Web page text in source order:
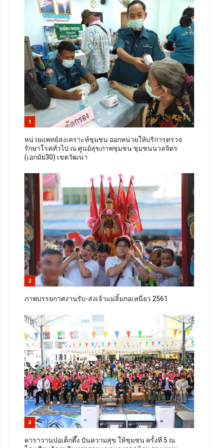
1
หน่วยแพทย์สงเคราะห์ชุมชน ออกหน่วยให้บริการตรวจ
รักษาโรคทั่วไป ณ ศูนย์สุขภาพชุมชน ชุมชนนวลจิตร
(เอกมัย30) เขตวัฒนา
2
ภาพบรรยกาศงานรับ-ส่งเจ้าแม่ลิ้มกอเหนี่ยว 2561
3
คาราวานป่อเต็กตึ๊ง ปันความสุข ให้ชุมชน ครั้งที่ 5 ณ